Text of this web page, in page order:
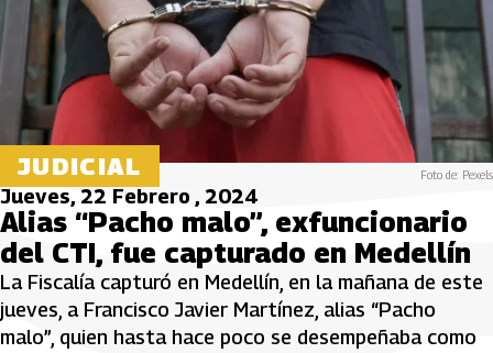
JUDICIAL Foto de: Pexels
Jueves, 22 Febrero , 2024
Alias “Pacho malo”, exfuncionario
del CTI, fue capturado en Medellín
La Fiscalía capturó en Medellín, en la mañana de este
jueves, a Francisco Javier Martínez, alias “Pacho
malo”, quien hasta hace poco se desempeñaba como